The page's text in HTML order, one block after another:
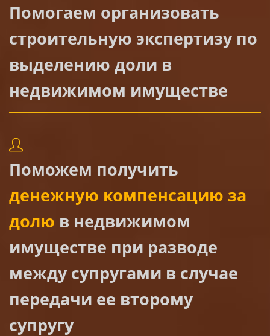
Помогаем организовать
строительную экспертизу по
выделению доли в
недвижимом имуществе
Поможем получить
денежную компенсацию за
долю в недвижимом
имуществе при разводе
между супругами в случае
передачи ее второму
супругу